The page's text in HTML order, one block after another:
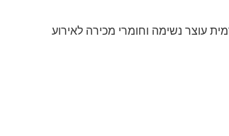
עוצר נשימה וחומרי מכירה לאירוע